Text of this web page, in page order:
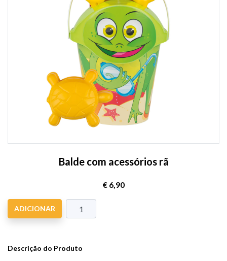
Balde com acessórios rã
€ 6,90
ADICIONAR
Descrição do Produto